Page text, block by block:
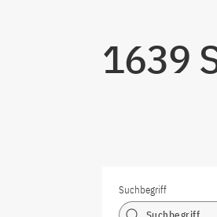
1639
Suchbegriff